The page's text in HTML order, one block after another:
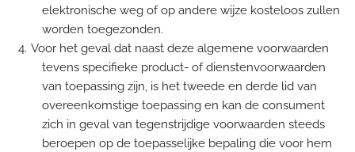
elektronische weg of op andere wijze kosteloos zullen
worden toegezonden.
Voor het geval dat naast deze algemene voorwaarden
tevens specifieke product- of dienstenvoorwaarden
van toepassing zijn, is het tweede en derde lid van
overeenkomstige toepassing en kan de consument
zich in geval van tegenstrijdige voorwaarden steeds
beroepen op de toepasselijke bepaling die voor hem